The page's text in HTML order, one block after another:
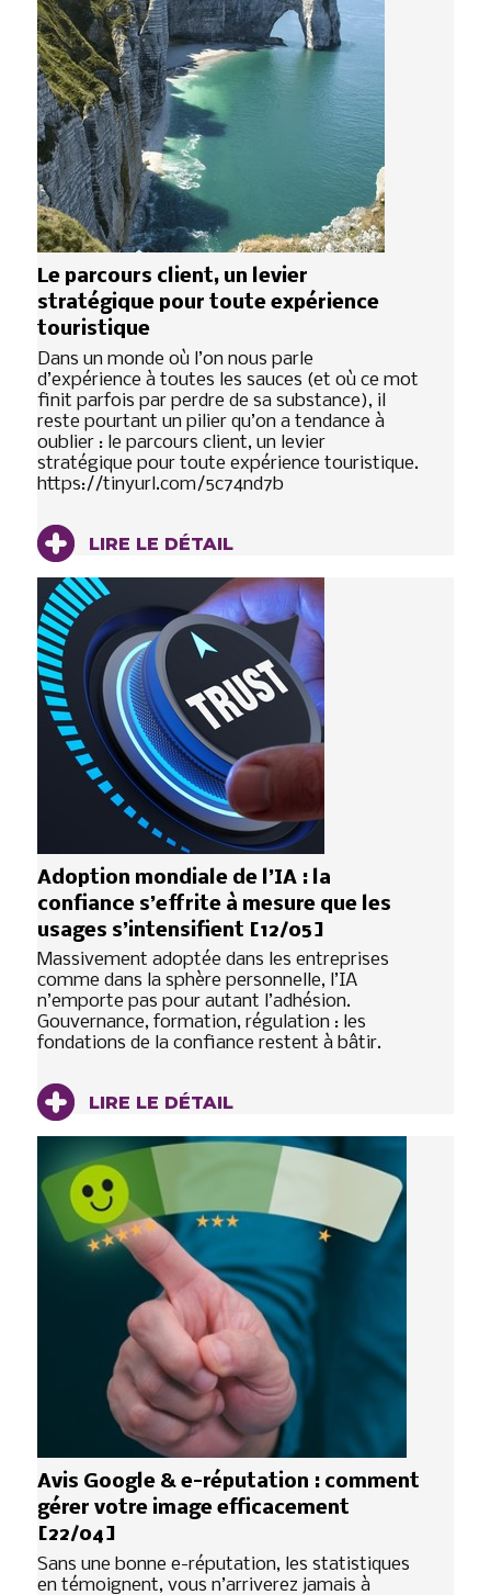
Le parcours client, un levier
stratégique pour toute expérience
touristique
Dans un monde où l’on nous parle
d’expérience à toutes les sauces (et où ce mot
finit parfois par perdre de sa substance), il
reste pourtant un pilier qu’on a tendance à
oublier : le parcours client, un levier
stratégique pour toute expérience touristique.
https://tinyurl.com/5c74nd7b
LIRE LE DÉTAIL
Adoption mondiale de l’IA : la
confiance s’effrite à mesure que les
usages s’intensifient [12/05]
Massivement adoptée dans les entreprises
comme dans la sphère personnelle, l’IA
n’emporte pas pour autant l’adhésion.
Gouvernance, formation, régulation : les
fondations de la confiance restent à bâtir.
LIRE LE DÉTAIL
Avis Google & e-réputation : comment
gérer votre image efficacement
[22/04]
Sans une bonne e-réputation, les statistiques
en témoignent, vous n’arriverez jamais à